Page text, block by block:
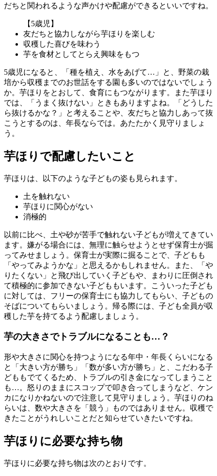
だちと関われるような声かけや配慮ができるといいですね。
【5歳児】
友だちと協力しながら芋ほりを楽しむ
収穫した喜びを味わう
芋を食材としてとらえ興味をもつ
5歳児になると、「種を植え、水をあげて…」と、野菜の栽
培から収穫までのお世話をする園も多いのではないでしょう
か。芋ほりをとおして、食育にもつながります。また芋ほり
では、「うまく抜けない」ときもありますよね。「どうした
ら抜けるかな？」と考えることや、友だちと協力しあって抜
こうとするのは、年長ならでは。あたたかく見守りましょ
う。
芋ほりで配慮したいこと
芋ほりは、以下のような子どもの姿も見られます。
土を触れない
芋ほりに関心がない
消極的
以前に比べ、土や砂が苦手で触れない子どもが増えてきてい
ます。嫌がる場合には、無理に触らせようとせず保育士が掘
ってみせましょう。保育士が実際に掘ることで、子どもも
「やってみようかな」と思えるかもしれません。また、「や
りたくない」と飛び出していく子どもや、まわりに圧倒され
て積極的に参加できない子どももいます。こういった子ども
に対しては、フリーの保育士にも協力してもらい、子どもの
そばについてもらいましょう。帰る際には、子ども全員が収
穫した芋を持てるよう配慮しましょう。
芋の大きさでトラブルになることも…？
形や大きさに関心を持つようになる年中・年長くらいになる
と「大きい方が勝ち」「数が多い方が勝ち」と、こだわる子
どももでてくるため、トラブルの引き金になってしまうこと
も…。怒りのままにスコップで叩き合ってしまうなど、ケン
カになりかねないので注意して見守りましょう。芋ほりのね
らいは、数や大きさを「競う」ものではありません。収穫で
きたことがうれしいことだと知らせていきたいですね。
芋ほりに必要な持ち物
芋ほりに必要な持ち物は次のとおりです。